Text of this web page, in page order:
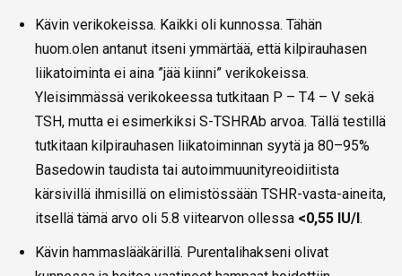
Kävin verikokeissa. Kaikki oli kunnossa. Tähän
huom.olen antanut itseni ymmärtää, että kilpirauhasen
liikatoiminta ei aina ”jää kiinni” verikokeissa.
Yleisimmässä verikokeessa tutkitaan P – T4 – V sekä
TSH, mutta ei esimerkiksi S-TSHRAb arvoa. Tällä testillä
tutkitaan kilpirauhasen liikatoiminnan syytä ja 80–95%
Basedowin taudista tai autoimmuunityreoidiitista
kärsivillä ihmisillä on elimistössään TSHR-vasta-aineita,
itsellä tämä arvo oli 5.8 viitearvon ollessa <0,55 IU/l.
Kävin hammaslääkärillä. Purentalihakseni olivat